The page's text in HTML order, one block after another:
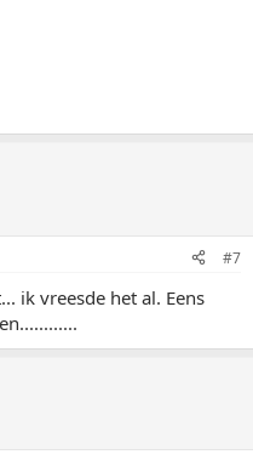
#7
ik vreesde het al. Eens